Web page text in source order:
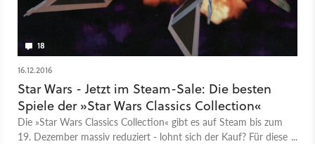
18
16.12.2016
Star Wars - Jetzt im Steam-Sale: Die besten
Spiele der »Star Wars Classics Collection«
Die »Star Wars Classics Collection« gibt es auf Steam bis zum
19. Dezember massiv reduziert - lohnt sich der Kauf? Für diese